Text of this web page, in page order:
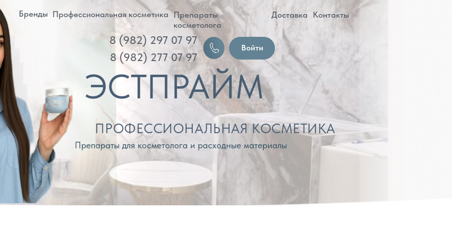
ЭСТПРАЙМ
Препараты для косметолога и расходные материалы
8 (982) 297 07 97
ПРОФЕССИОНАЛЬНАЯ КОСМЕТИКА
Профессиональная косметика Препараты
Контакты
Доставка
8 (982) 277 07 97
Войти